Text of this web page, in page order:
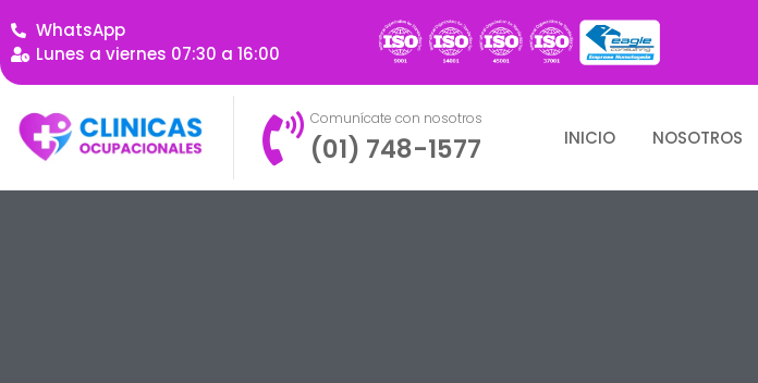
WhatsApp
Lunes a viernes 07:30 a 16:00
Comunícate con nosotros
(01) 748-1577 INICIO NOSOTROS